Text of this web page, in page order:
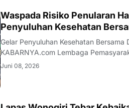
Waspada Risiko Penularan
Penyuluhan Kesehatan
Gelar Penyuluhan Kesehatan Bersama
KABARNYA.com Lembaga Pemasyarakatan Kelas IIB Wonogiri bekerja sama dengan Dinas
Kesehatan Kabupaten Wonogiri
Juni 08, 2026